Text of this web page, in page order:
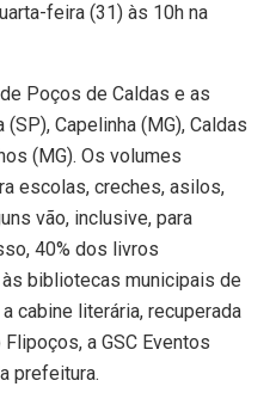
feira (31) às 10h na
Poços de Caldas e as
Capelinha (MG), Caldas
(MG). Os volumes
escolas, creches, asilos,
vão, inclusive, para
40% dos livros
bibliotecas municipais de
cabine literária, recuperada
a GSC Eventos
prefeitura.